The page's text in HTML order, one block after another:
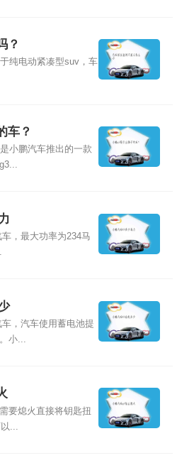
？
纯电动紧凑型suv，车
车？
小鹏汽车推出的一款
，最大功率为234马
，汽车使用蓄电池提
小...
要熄火直接将钥匙扭
...